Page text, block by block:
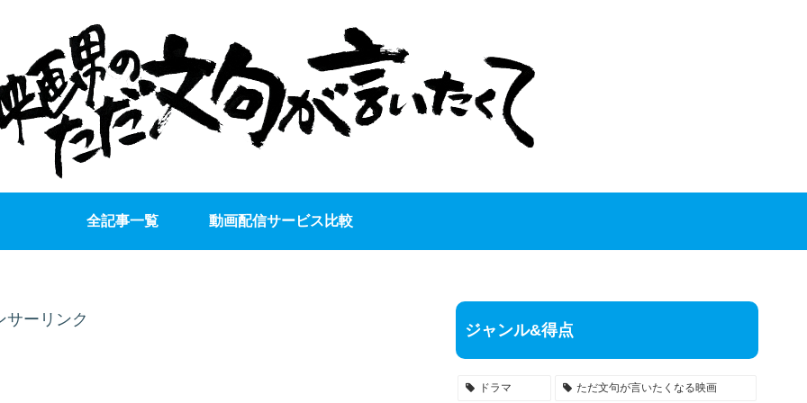
全記事一覧 動画配信サービス比較
サーリンク
ジャンル&得点
ドラマ ただ文句が言いたくなる映画